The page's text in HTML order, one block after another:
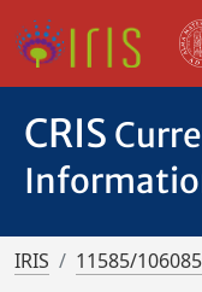
CRIS
IRIS 11585/